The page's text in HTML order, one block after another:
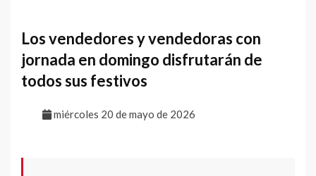
Los vendedores y vendedoras con
jornada en domingo disfrutarán de
todos sus festivos
miércoles 20 de mayo de 2026